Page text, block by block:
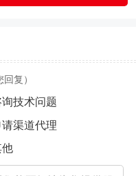
复）
询技术问题
请渠道代理